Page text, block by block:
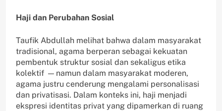
Haji dan Perubahan Sosial
Taufik Abdullah melihat bahwa dalam masyarakat
tradisional, agama berperan sebagai kekuatan
pembentuk struktur sosial dan sekaligus etika
kolektif — namun dalam masyarakat moderen,
agama justru cenderung mengalami personalisasi
dan privatisasi. Dalam konteks ini, haji menjadi
ekspresi identitas privat yang dipamerkan di ruang